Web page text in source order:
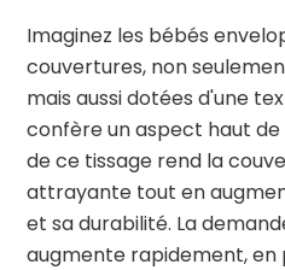
Imaginez les bébés
couvertures, non
mais aussi dotées d'une
confère un aspect haut
de ce tissage rend la
attrayante tout en
et sa durabilité. La
augmente rapidement, en